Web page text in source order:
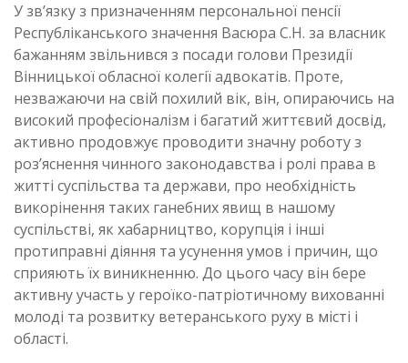
У зв’язку з призначенням персональної пенсії
Республіканського значення Васюра С.Н. за власник
бажанням звільнився з посади голови Президії
Вінницької обласної колегії адвокатів. Проте,
незважаючи на свій похилий вік, він, опираючись на
високий професіоналізм і багатий життєвий досвід,
активно продовжує проводити значну роботу з
роз’яснення чинного законодавства і ролі права в
житті суспільства та держави, про необхідність
викорінення таких ганебних явищ в нашому
суспільстві, як хабарництво, корупція і інші
протиправні діяння та усунення умов і причин, що
сприяють їх виникненню. До цього часу він бере
активну участь у героїко-патріотичному вихованні
молоді та розвитку ветеранського руху в місті і
області.